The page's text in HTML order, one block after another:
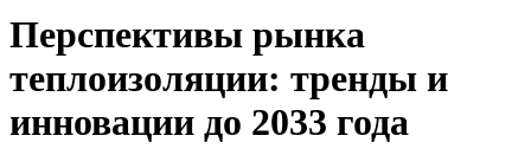
Перспективы рынка
теплоизоляции: тренды и
инновации до 2033 года